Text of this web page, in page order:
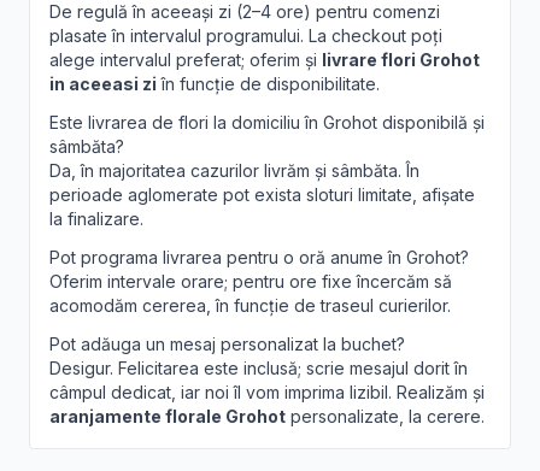
De regulă în aceeași zi (2–4 ore) pentru comenzi
plasate în intervalul programului. La checkout poți
alege intervalul preferat; oferim și livrare flori Grohot
in aceeasi zi în funcție de disponibilitate.
Este livrarea de flori la domiciliu în Grohot disponibilă și
sâmbăta?
Da, în majoritatea cazurilor livrăm și sâmbăta. În
perioade aglomerate pot exista sloturi limitate, afișate
la finalizare.
Pot programa livrarea pentru o oră anume în Grohot?
Oferim intervale orare; pentru ore fixe încercăm să
acomodăm cererea, în funcție de traseul curierilor.
Pot adăuga un mesaj personalizat la buchet?
Desigur. Felicitarea este inclusă; scrie mesajul dorit în
câmpul dedicat, iar noi îl vom imprima lizibil. Realizăm și
aranjamente florale Grohot personalizate, la cerere.